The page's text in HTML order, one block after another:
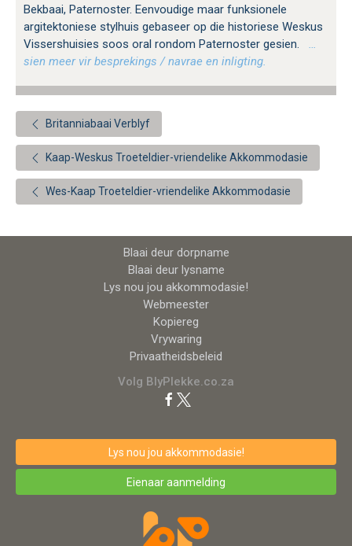
Bekbaai, Paternoster. Eenvoudige maar funksionele
argitektoniese stylhuis gebaseer op die historiese Weskus
Vissershuisies soos oral rondom Paternoster gesien.
…
sien meer vir besprekings / navrae en inligting.
Britanniabaai Verblyf
Kaap-Weskus Troeteldier-vriendelike Akkommodasie
Wes-Kaap Troeteldier-vriendelike Akkommodasie
Blaai deur dorpname
Blaai deur lysname
Lys nou jou akkommodasie!
Webmeester
Kopiereg
Vrywaring
Privaatheidsbeleid
Volg BlyPlekke.co.za
Lys nou jou akkommodasie!
Eienaar aanmelding